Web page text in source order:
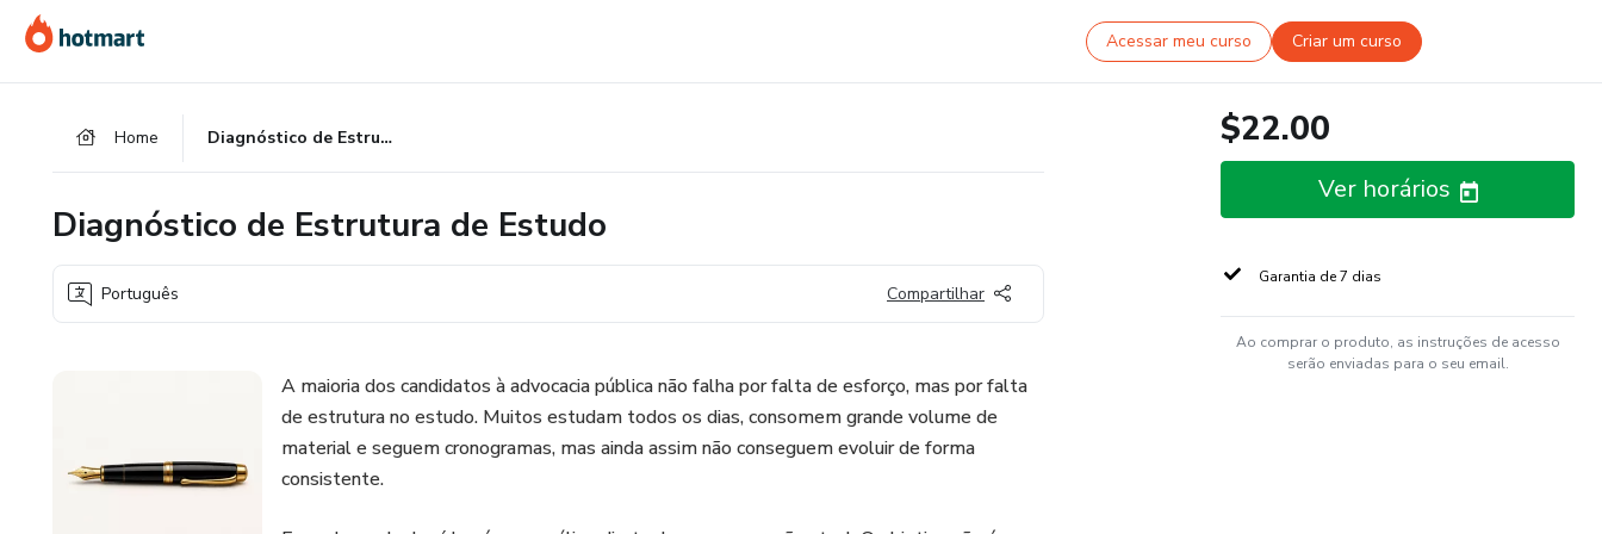
para
o
para
o
para
o
Acessar meu curso Criar um curso
Home Diagnóstico de Estrutura de Estudo
Diagnóstico de Estrutura de Estudo
Português Compartilhar
A maioria dos candidatos à advocacia pública não falha por falta de esforço, mas por falta
de estrutura no estudo. Muitos estudam todos os dias, consomem grande volume de
material e seguem cronogramas, mas ainda assim não conseguem evoluir de forma
consistente.
$22.00
Ver horários
Garantia de 7 dias
Ao comprar o produto, as instruções de acesso
serão enviadas para o seu email.